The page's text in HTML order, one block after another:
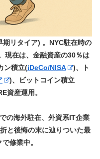
リタイア) 。NYC駐在時の
現在は、金融資産の30％は
ン積立(iDeCo/NISA
)、ト
)、ビットコイン積立
資産運用。
の海外駐在、外資系IT企業
と後悔の末に辿りついた最
修業中。